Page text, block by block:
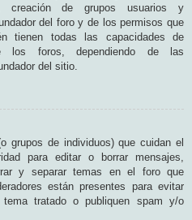
creación de grupos usuarios y
del foro y de los permisos que
tienen todas las capacidades de
los foros, dependiendo de las
del sitio.
grupos de individuos) que cuidan el
para editar o borrar mensajes,
y separar temas en el foro que
están presentes para evitar
tratado o publiquen spam y/o